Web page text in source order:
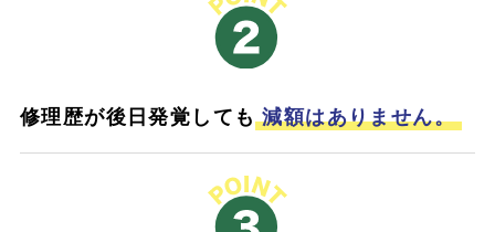
修理歴が後日発覚しても 減額はありません。